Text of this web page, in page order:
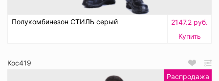
Полукомбинезон СТИЛЬ серый
2147.2 руб.
Купить
Кос419
Распродажа